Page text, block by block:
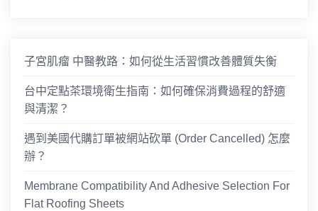
子宮肌瘤 中醫教路：如何從生活習慣改善體質失衡
台中定點茶環境衛生指南：如何確保消費過程的舒適
與清潔？
遇到美國代購訂單被網站砍單 (Order Cancelled) 怎麼
辦？
Membrane Compatibility And Adhesive Selection For
Flat Roofing Sheets